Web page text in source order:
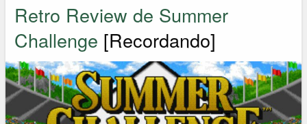
Retro Review de Summer
Challenge [Recordando]